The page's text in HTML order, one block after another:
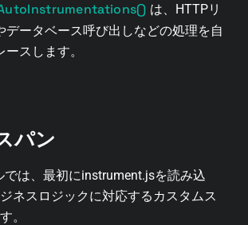
は、HTTPリ
データベース呼び出しなどの処理を自
スします。
パン
では、最初にinstrument.jsを読み込
ネスロジックに対応するカスタムス
。